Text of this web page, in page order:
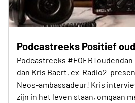
Podcastreeks Positief
Podcastreeks
dan Kris Baert, ex-Radio2-
Neos-ambassadeur! Kris
zijn in het leven staan, omgaan